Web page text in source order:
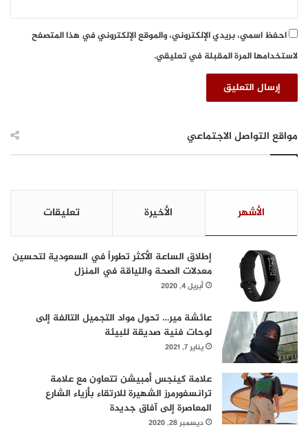
احفظ اسمي، بريدي الإلكتروني، والموقع الإلكتروني في هذا المتصفح
لاستخدامها المرة المقبلة في تعليقي.
مواقع التواصل الاجتماعي
الأشهر الأخيرة تعليقات
إطلاق الساعة الأكثر تطوراً في السعودية لتحسين
معدلات الصحة واللياقة في المنزل
أبريل 4, 2020
عائشة مير… تحول مواد التجميل التالفة إلى
لوحات فنية صديقة للبيئة
يناير 7, 2021
علامة كينجس أمبيشن تتعاون مع علامة
ترانسفورمرز الشهيرة للارتقاء بأزياء الشارع
المعاصرة إلى آفاق جديدة
ديسمبر 28, 2020